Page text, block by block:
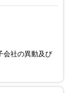
会社の異動及び